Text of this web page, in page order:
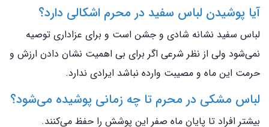
آیا پوشیدن لباس سفید در محرم اشکالی دارد؟
لباس سفید نشانه شادی و جشن است و برای عزاداری توصیه
نمی‌شود ولی از نظر شرعی اگر برای بی اهمیت نشان دادن ارزش و
حرمت این ماه و مصیبت وارده نباشد ایرادی ندارد.
لباس مشکی در محرم تا چه زمانی پوشیده می‌شود؟
بیشتر افراد تا پایان ماه صفر این پوشش را حفظ می‌کنند.